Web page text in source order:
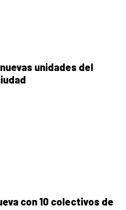
unidades del
con 10 colectivos de